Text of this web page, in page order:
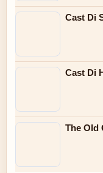
Cast Di
Cast Di
The Old